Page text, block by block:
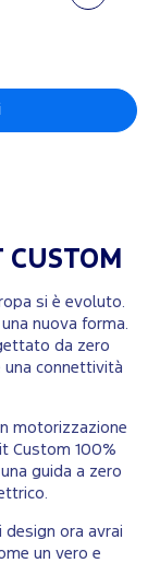
CUSTOM
si è evoluto.
nuova forma.
da zero
connettività
motorizzazione
Custom 100%
guida a zero
ora avrai
un vero e